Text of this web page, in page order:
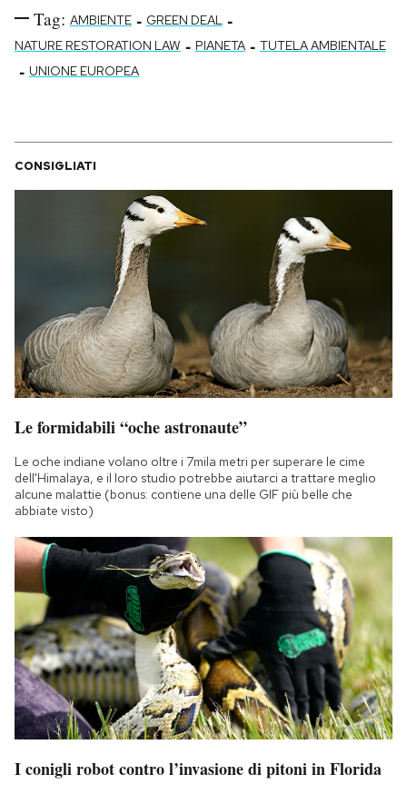
Tag: AMBIENTE - GREEN DEAL -
NATURE RESTORATION LAW - PIANETA - TUTELA AMBIENTALE
- UNIONE EUROPEA
CONSIGLIATI
Le formidabili “oche astronaute”
Le oche indiane volano oltre i 7mila metri per superare le cime
dell'Himalaya, e il loro studio potrebbe aiutarci a trattare meglio
alcune malattie (bonus: contiene una delle GIF più belle che
abbiate visto)
I conigli robot contro l’invasione di pitoni in Florida